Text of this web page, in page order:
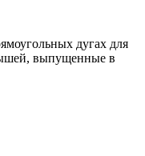
дугах для
выпущенные в